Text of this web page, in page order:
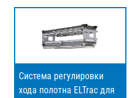
Система регулировки
хода полотна ELTrac для